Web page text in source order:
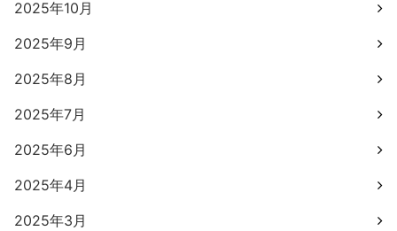
2025年10月
2025年9月
2025年8月
2025年7月
2025年6月
2025年4月
2025年3月